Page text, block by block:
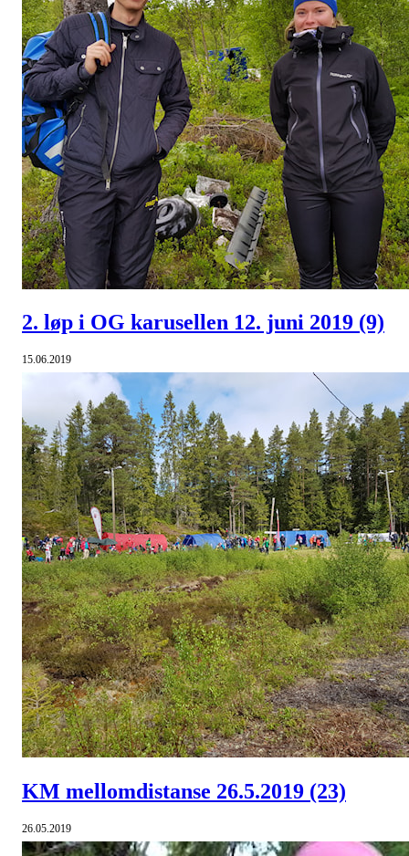
2. løp i OG karusellen 12. juni 2019 (9)
15.06.2019
KM mellomdistanse 26.5.2019 (23)
26.05.2019